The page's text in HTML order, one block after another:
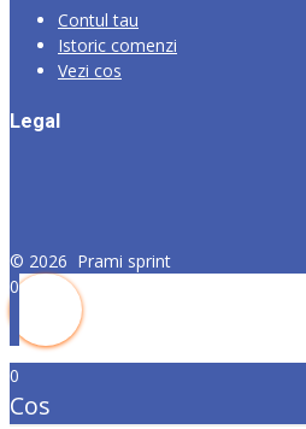
Contul tau
Istoric comenzi
Vezi cos
Legal
© 2026 Prami sprint
0
0
Cos